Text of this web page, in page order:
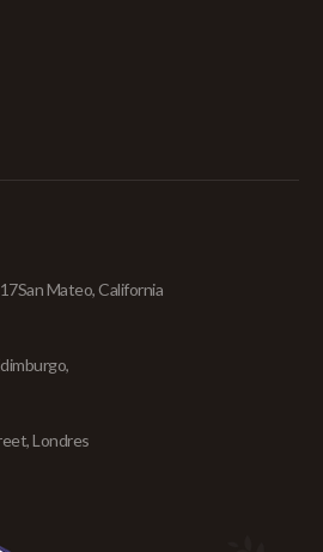
Mateo, California
Londres